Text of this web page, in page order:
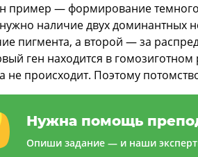
пример — формирование темного
наличие двух доминантных
пигмента, а второй — за
ген находится в
не происходит. Поэтому
Нужна помощь
Опиши задание — и наши